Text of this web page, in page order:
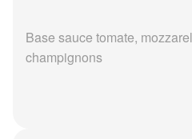
Base sauce tomate,
champignons